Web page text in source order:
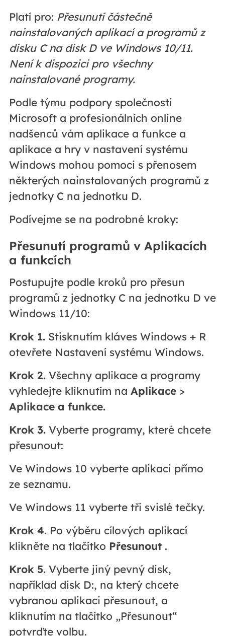
Platí pro: Přesunutí částečně
nainstalovaných aplikací a programů z
disku C na disk D ve Windows 10/11.
Není k dispozici pro všechny
nainstalované programy.
Podle týmu podpory společnosti
Microsoft a profesionálních online
nadšenců vám aplikace a funkce a
aplikace a hry v nastavení systému
Windows mohou pomoci s přenosem
některých nainstalovaných programů z
jednotky C na jednotku D.
Podívejme se na podrobné kroky:
Přesunutí programů v Aplikacích
a funkcích
Postupujte podle kroků pro přesun
programů z jednotky C na jednotku D ve
Windows 11/10:
Krok 1.Stisknutím kláves Windows + R
otevřete Nastavení systému Windows.
Krok 2.Všechny aplikace a programy
vyhledejte kliknutím na Aplikace>
Aplikace a funkce.
Krok 3.Vyberte programy, které chcete
přesunout:
Ve Windows 10 vyberte aplikaci přímo
ze seznamu.
Ve Windows 11 vyberte tři svislé tečky.
Krok 4.Po výběru cílových aplikací
klikněte na tlačítko Přesunout.
Krok 5.Vyberte jiný pevný disk,
například disk D:, na který chcete
vybranou aplikaci přesunout, a
kliknutím na tlačítko „Přesunout“
potvrďte volbu.